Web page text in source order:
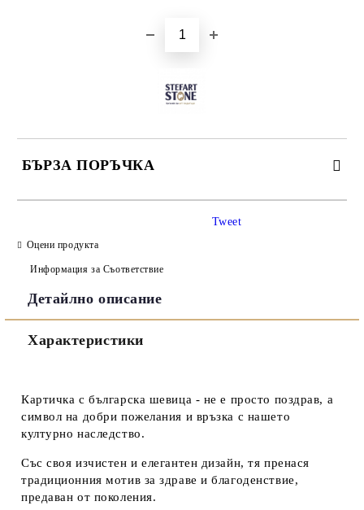
БЪРЗА ПОРЪЧКА
Ние ще се свържем с вас в рамките на работния ден.
Tweet
Оцени продукта
Информация за Съответствие
Детайлно описание
Характеристики
Картичка с българска шевица - не е просто поздрав, а
символ на добри пожелания и връзка с нашето
културно наследство.
Със своя изчистен и елегантен дизайн, тя пренася
традиционния мотив за здраве и благоденствие,
предаван от поколения.